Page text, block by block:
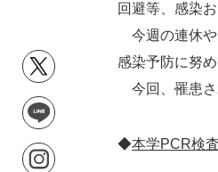
回避等、感染
今週の連休や
感染予防に努め
今回、罹患さ
◆本学PCR検